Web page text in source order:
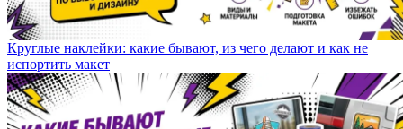
Круглые наклейки: какие бывают, из чего делают и как не
испортить макет